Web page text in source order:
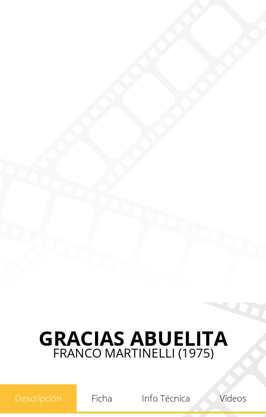
GRACIAS ABUELITA
FRANCO MARTINELLI (1975)
Descripción Ficha Info Técnica Vídeos